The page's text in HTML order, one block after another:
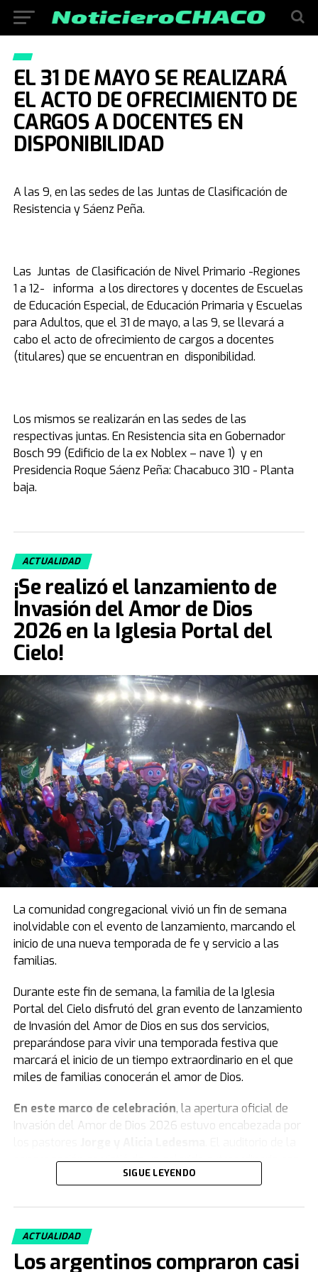
EL 31 DE MAYO SE REALIZARÁ
EL ACTO DE OFRECIMIENTO DE
CARGOS A DOCENTES EN
DISPONIBILIDAD
A las 9, en las sedes de las Juntas de Clasificación de
Resistencia y Sáenz Peña.
Las Juntas de Clasificación de Nivel Primario -Regiones
1 a 12- informa a los directores y docentes de Escuelas
de Educación Especial, de Educación Primaria y Escuelas
para Adultos, que el 31 de mayo, a las 9, se llevará a
cabo el acto de ofrecimiento de cargos a docentes
(titulares) que se encuentran en disponibilidad.
Los mismos se realizarán en las sedes de las
respectivas juntas. En Resistencia sita en Gobernador
Bosch 99 (Edificio de la ex Noblex – nave 1) y en
Presidencia Roque Sáenz Peña: Chacabuco 310 - Planta
baja.
ACTUALIDAD
¡Se realizó el lanzamiento de
Invasión del Amor de Dios
2026 en la Iglesia Portal del
Cielo!
La comunidad congregacional vivió un fin de semana
inolvidable con el evento de lanzamiento, marcando el
inicio de una nueva temporada de fe y servicio a las
familias.
Durante este fin de semana, la familia de la Iglesia
Portal del Cielo disfrutó del gran evento de lanzamiento
de Invasión del Amor de Dios en sus dos servicios,
preparándose para vivir una temporada festiva que
marcará el inicio de un tiempo extraordinario en el que
miles de familias conocerán el amor de Dios.
En este marco de celebración, la apertura oficial de
Invasión del Amor de Dios 2026 estuvo encabezada por
congregación se vistió de un colorido extraordinario con
remeras, globos, banderas, gorras y vinchas
que está por venir.
Asimismo, con un ambiente festivo y alegre, los
miembros acompañaron cada momento de esta jornada
SIGUE LEYENDO
ACTUALIDAD
Los argentinos compraron casi